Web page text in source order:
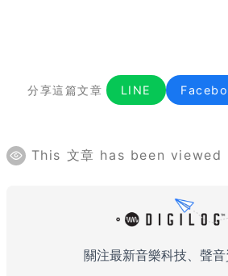
分享這篇文章 LINE
This 文章 has been viewed